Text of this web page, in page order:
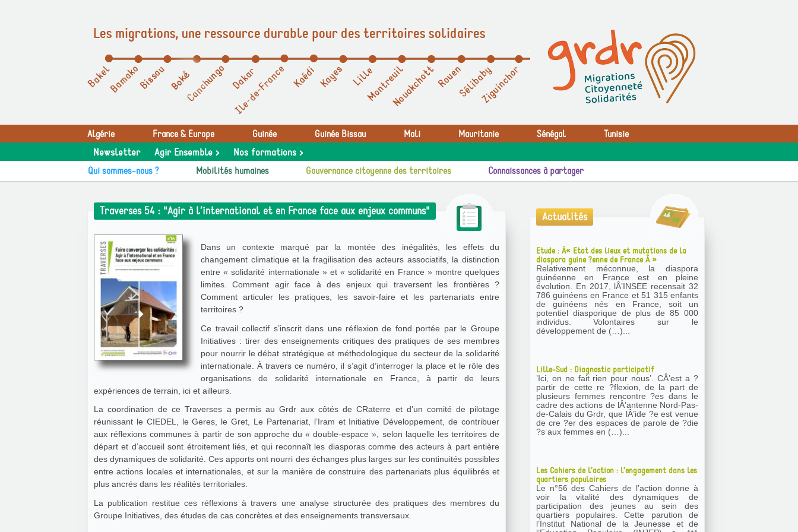
Les migrations, une ressource durable pour des territoires solidaires
Algérie France & Europe Guinée Guinée Bissau Mali Mauritanie Sénégal Tunisie
Newsletter Agir Ensemble > Nos formations >
Qui sommes-nous ? Mobilités humaines Gouvernance citoyenne des territoires Connaissances à partager
Traverses 54 : "Agir à l’international et en France face aux enjeux communs"
Dans un contexte marqué par la montée des inégalités, les effets du
changement climatique et la fragilisation des acteurs associatifs, la distinction
entre « solidarité internationale » et « solidarité en France » montre quelques
limites. Comment agir face à des enjeux qui traversent les frontières ?
Comment articuler les pratiques, les savoir-faire et les partenariats entre
territoires ?
Ce travail collectif s’inscrit dans une réflexion de fond portée par le Groupe
Initiatives : tirer des enseignements critiques des pratiques de ses membres
pour nourrir le débat stratégique et méthodologique du secteur de la solidarité
internationale. À travers ce numéro, il s’agit d’interroger la place et le rôle des
organisations de solidarité internationale en France, à partir de leurs
expériences de terrain, ici et ailleurs.
La coordination de ce Traverses a permis au Grdr aux côtés de CRaterre et d’un comité de pilotage
réunissant le CIEDEL, le Geres, le Gret, Le Partenariat, l’Iram et Initiative Développement, de contribuer
aux réflexions communes à partir de son approche du « double-espace », selon laquelle les territoires de
départ et d’accueil sont étroitement liés, et qui reconnaît les diasporas comme des acteurs à part entière
des dynamiques de solidarité. Ces apports ont nourri des échanges plus larges sur les continuités possibles
entre actions locales et internationales, et sur la manière de construire des partenariats plus équilibrés et
plus ancrés dans les réalités territoriales.
La publication restitue ces réflexions à travers une analyse structurée des pratiques des membres du
Groupe Initiatives, des études de cas concrètes et des enseignements transversaux.
Actualités
Etude : Â« Etat des lieux et mutations de la
diaspora guine ?enne de France Â »
Relativement méconnue, la diaspora
guinéenne en France est en pleine
évolution. En 2017, lÂ’INSEE recensait 32
786 guinéens en France et 51 315 enfants
de guinéens nés en France, soit un
potentiel diasporique de plus de 85 000
individus. Volontaires sur le
développement de (…)...
Lille-Sud : Diagnostic participatif
’Ici, on ne fait rien pour nous’. CÂ’est a ?
partir de cette re ?flexion, de la part de
plusieurs femmes rencontre ?es dans le
cadre des actions de lÂ’antenne Nord-Pas-
de-Calais du Grdr, que lÂ’ide ?e est venue
de cre ?er des espaces de parole de ?die
?s aux femmes en (…)...
Les Cahiers de l’action : l’engagement dans les
quartiers populaires
Le n°56 des Cahiers de l’action donne à
voir la vitalité des dynamiques de
participation des jeunes au sein des
quartiers populaires. Cette parution de
l’Institut National de la Jeunesse et de